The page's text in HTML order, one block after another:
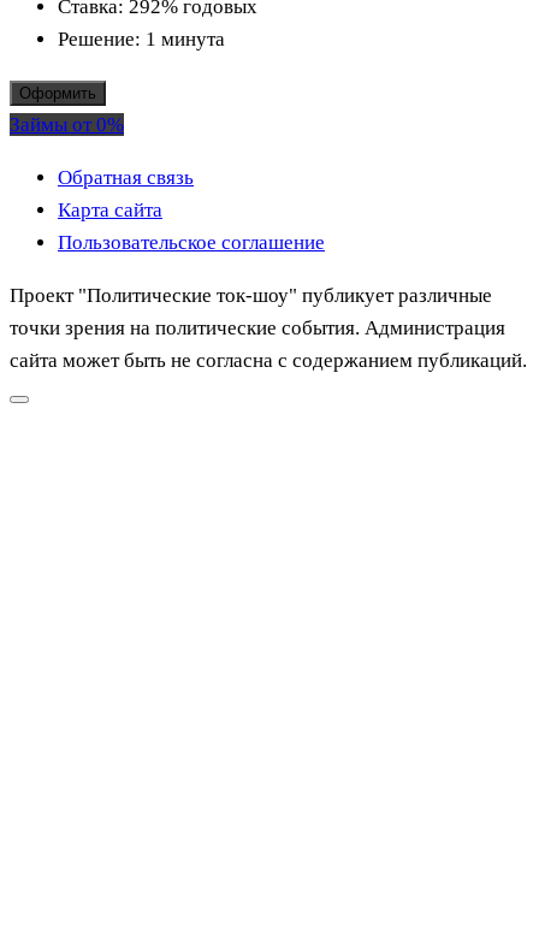
Ставка: 292% годовых
Решение: 1 минута
Оформить
Займы от 0%
Обратная связь
Карта сайта
Пользовательское соглашение
Проект "Политические ток-шоу" публикует различные
точки зрения на политические события. Администрация
сайта может быть не согласна с содержанием публикаций.